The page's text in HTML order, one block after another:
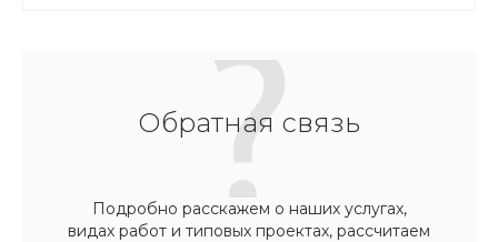
Обратная связь
Подробно расскажем о наших услугах,
видах работ и типовых проектах, рассчитаем